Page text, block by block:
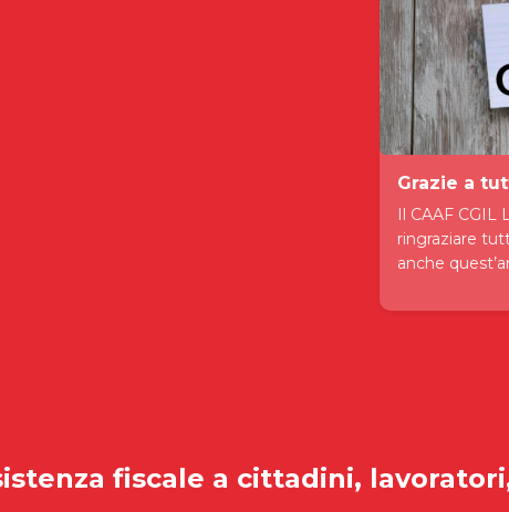
Grazie a
Il CAAF CGIL
ringraziare
anche
fiscale a cittadini,